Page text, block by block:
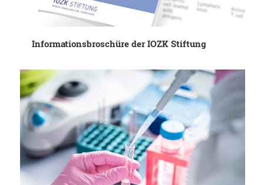
Informationsbroschüre der IOZK Stiftung